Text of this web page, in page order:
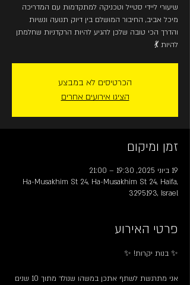
שיעורי ליידי סטייל וטכניקה למתקדמות עם המדריכה
מיכל אביב, החיבור המושלם בין דיוק תנועה ונשיות
והדרך הכי טובה שלכן להגיע להיות הרקדניות שחלמתן
להיות 💃
הכרטיסים לא במבצע
הציגו אירועים אחרים
זמן ומיקום
19 ביוני 2025, 19:30 – 21:00
Ha-Musakhim St 24, Ha-Musakhim St 24, Haifa,
3295193, Israel
פרטי האירוע
✨ בנות יקרות! ✨
אני מתרגשת לשתף אתכן במשהו שנולד מתוך 10 שנים